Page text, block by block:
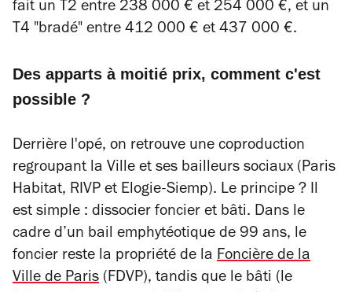
fait un T2 entre 238 000 € et 254 000 €, et un
T4 "bradé" entre 412 000 € et 437 000 €.
Des apparts à moitié prix, comment c'est
possible ?
Derrière l'opé, on retrouve une coproduction
regroupant la Ville et ses bailleurs sociaux (Paris
Habitat, RIVP et Elogie-Siemp). Le principe ? Il
est simple : dissocier foncier et bâti. Dans le
cadre d’un bail emphytéotique de 99 ans, le
foncier reste la propriété de la Foncière de la
Ville de Paris (FDVP), tandis que le bâti (le